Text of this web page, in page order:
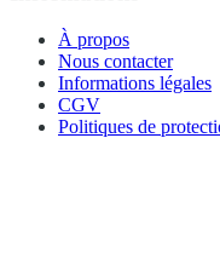
À propos
Nous contacter
Informations légales
CGV
Politiques de